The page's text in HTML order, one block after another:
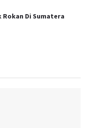
Rokan Di Sumatera